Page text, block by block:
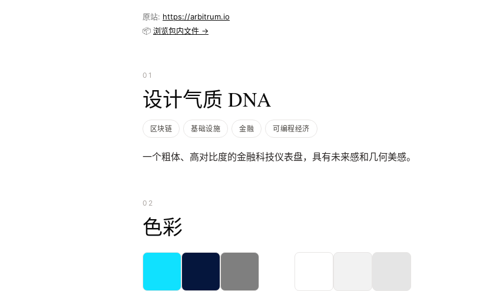
原站: https://arbitrum.io
📦 浏览包内文件 →
01
设计气质 DNA
区块链 基础设施 金融 可编程经济
一个粗体、高对比度的金融科技仪表盘，具有未来感和几何美感。
02
色彩